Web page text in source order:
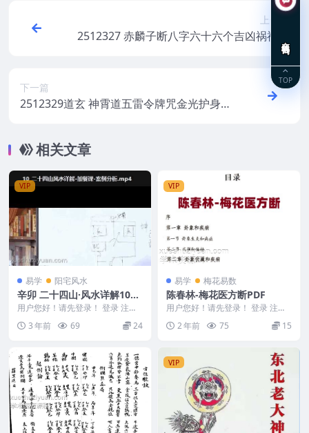
上一篇
2512327 赤麟子断八字六十六个吉凶祸福第
五十七招、断腿脚不好1集视频Y
下一篇
2512329道玄 神霄道五雷令牌咒金光护身所
相关文章
VIP
易学 阳宅风水
辛卯 二十四山·风水详解10集
视频课程
用户您好！请先登录！ 登录 注册
├─7、【二十四山·风水详解】 23
1099-...
3 年前 69 24
VIP
易学 梅花易数
陈春林-梅花医方断PDF
用户您好！请先登录！ 登录 注册
陈春林-梅花医方断 2402204-2
2 年前 75 15
VIP
TOP